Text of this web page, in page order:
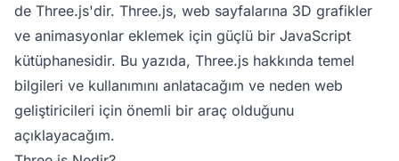
de Three.js'dir. Three.js, web sayfalarına 3D grafikler
ve animasyonlar eklemek için güçlü bir JavaScript
kütüphanesidir. Bu yazıda, Three.js hakkında temel
bilgileri ve kullanımını anlatacağım ve neden web
geliştiricileri için önemli bir araç olduğunu
açıklayacağım.